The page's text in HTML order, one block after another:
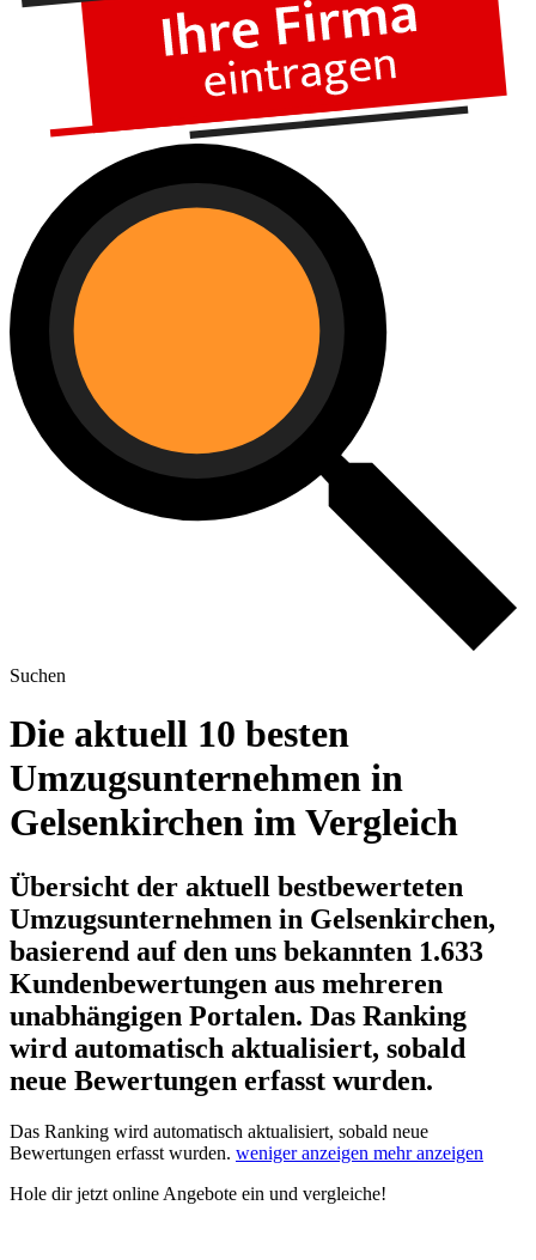
Suchen
Die aktuell 10 besten
Umzugsunternehmen in
Gelsenkirchen im Vergleich
Übersicht der aktuell bestbewerteten
Umzugsunternehmen in Gelsenkirchen,
basierend auf den uns bekannten 1.633
Kundenbewertungen aus mehreren
unabhängigen Portalen. Das Ranking
wird automatisch aktualisiert, sobald
neue Bewertungen erfasst wurden.
Das Ranking wird automatisch aktualisiert, sobald neue
Bewertungen erfasst wurden. weniger anzeigen mehr anzeigen
Hole dirjetzt online Angebote ein und vergleiche!